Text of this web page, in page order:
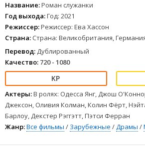
Название:Роман служанки
Год выхода:Год: 2021
Режиссер:Режиссер: Ева Хассон
Страна: Страна: Великобритания,
Перевод: Дублированный
Качество: 720 - 1080
Актеры:В ролях: Одесса Янг, Джош
Джексон, Оливия Колман, Колин Фёрт,
Барлоу, Декстер Рэггэтт, Пэтси Ферран
Жанр:Все фильмы / Зарубежные /Драмы /